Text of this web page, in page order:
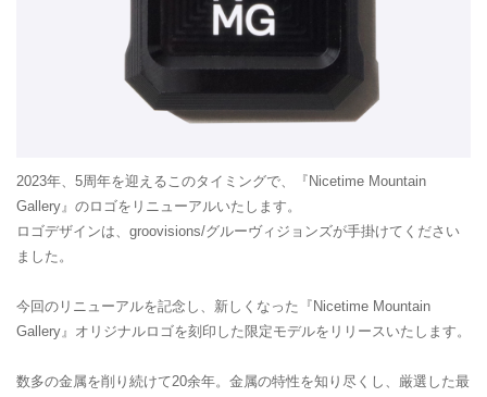
2023年、5周年を迎えるこのタイミングで、『Nicetime Mountain
Gallery』のロゴをリニューアルいたします。
ロゴデザインは、groovisions/グルーヴィジョンズが手掛けてください
ました。
今回のリニューアルを記念し、新しくなった『Nicetime Mountain
Gallery』オリジナルロゴを刻印した限定モデルをリリースいたします。
数多の金属を削り続けて20余年。金属の特性を知り尽くし、厳選した最